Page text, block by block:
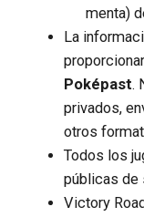
menta)
La
Poképast.
privados,
otros
Todos los
públicas de
Victory